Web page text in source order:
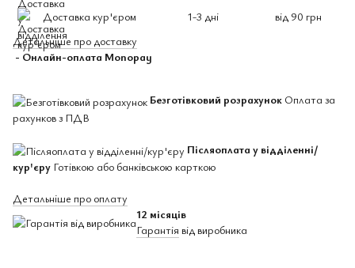
Доставка кур'єром
1-3 дні
від 90 грн
Детальніше про доставку
- Онлайн-оплата Monopay
Безготівковий розрахунок Оплата за
рахунков з ПДВ
Післяоплата у відділенні/
кур'єру Готівкою або банківською карткою
Детальніше про оплату
12 місяців
Гарантія від виробника